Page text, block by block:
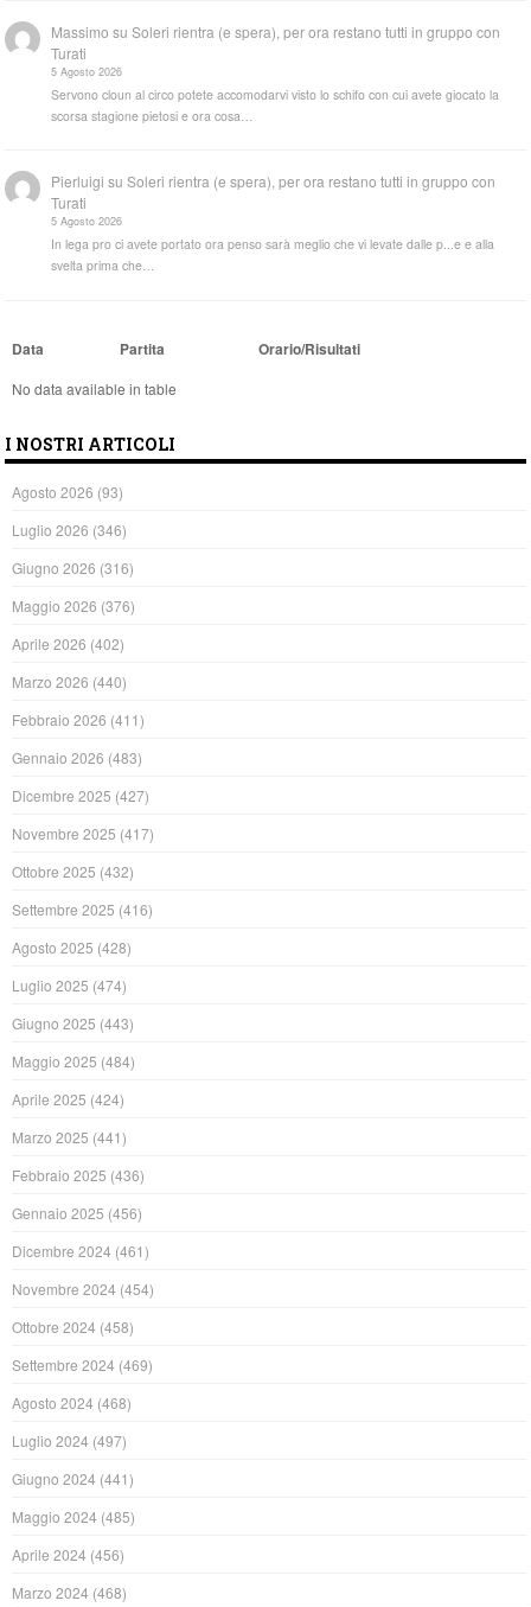
Massimo suSoleri rientra (e spera), per ora restano tutti in gruppo con
Turati
5 Agosto 2026
Servono cloun al circo potete accomodarvi visto lo schifo con cui avete giocato la
scorsa stagione pietosi e ora cosa…
Pierluigi suSoleri rientra (e spera), per ora restano tutti in gruppo con
Turati
5 Agosto 2026
In lega pro ci avete portato ora penso sarà meglio che vi levate dalle p...e e alla
svelta prima che…
Data Partita Orario/Risultati
No data available in table
I NOSTRI ARTICOLI
Agosto 2026 (93)
Luglio 2026 (346)
Giugno 2026 (316)
Maggio 2026 (376)
Aprile 2026 (402)
Marzo 2026 (440)
Febbraio 2026 (411)
Gennaio 2026 (483)
Dicembre 2025 (427)
Novembre 2025 (417)
Ottobre 2025 (432)
Settembre 2025 (416)
Agosto 2025 (428)
Luglio 2025 (474)
Giugno 2025 (443)
Maggio 2025 (484)
Aprile 2025 (424)
Marzo 2025 (441)
Febbraio 2025 (436)
Gennaio 2025 (456)
Dicembre 2024 (461)
Novembre 2024 (454)
Ottobre 2024 (458)
Settembre 2024 (469)
Agosto 2024 (468)
Luglio 2024 (497)
Giugno 2024 (441)
Maggio 2024 (485)
Aprile 2024 (456)
Marzo 2024 (468)